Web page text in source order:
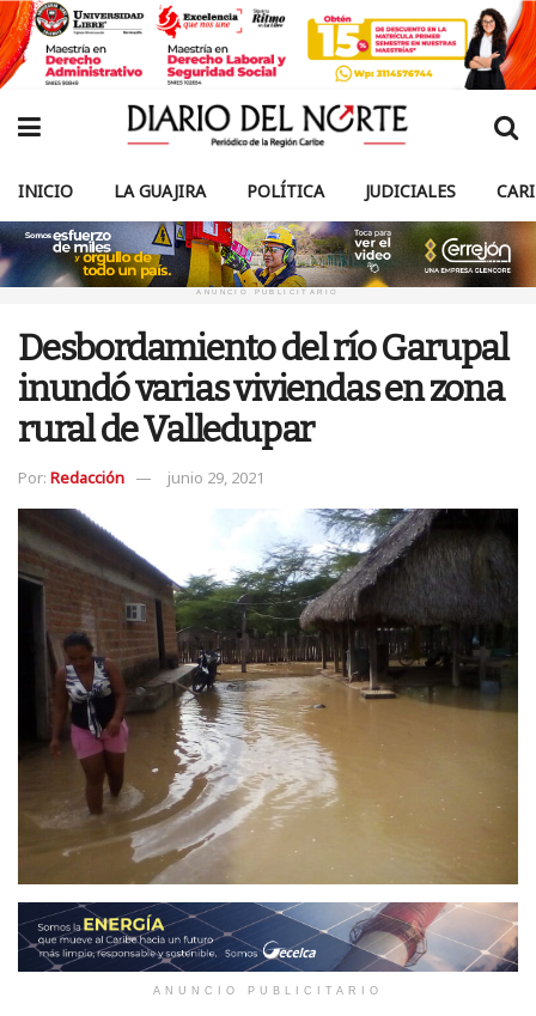
INICIO LA GUAJIRA POLÍTICA JUDICIALES
ANUNCIO PUBLICITARIO
Desbordamiento del río Garupal
inundó varias viviendas en zona
rural de Valledupar
Por: Redacción junio 29, 2021
ANUNCIO PUBLICITARIO